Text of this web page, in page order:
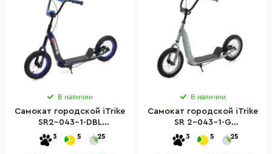
В наличии
Самокат городской iTrike
SR2-043-1-DBL
подростковый
3 5 25
В наличии
Самокат городской iTrike
SR 2-043-1-G
подростковый
3 5 25